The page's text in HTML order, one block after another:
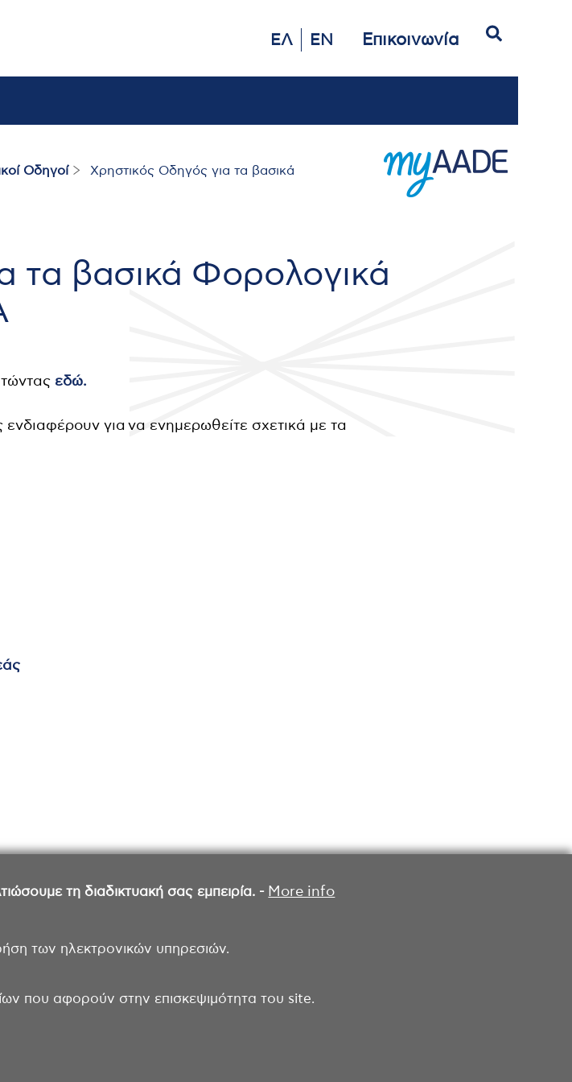
τη διαδικτυακή σας εμπειρία. - More info
των ηλεκτρονικών υπηρεσιών.
που αφορούν στην επισκεψιμότητα του site.
ΕΛ EN Επικοινωνία
Οδηγοί
Χρηστικός Οδηγός για τα βασικά
τα βασικά Φορολογικά
εδώ.
ενδιαφέρουν για να ενημερωθείτε σχετικά με τα